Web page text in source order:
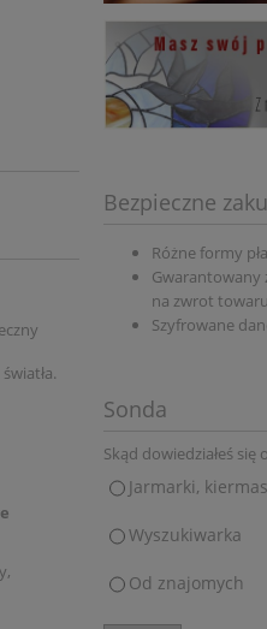
Bezpieczne
Różne formy
Gwarantowany
na zwrot
Szyfrowane
Sonda
Skąd dowiedziałeś się
Jarmarki,
Wyszukiwarka
Od znajomych